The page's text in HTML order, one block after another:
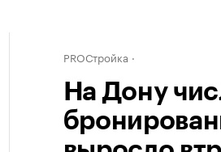
PROСтройка
На Дону